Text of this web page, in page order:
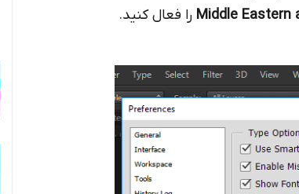
Middle Eastern را فعال کنید.